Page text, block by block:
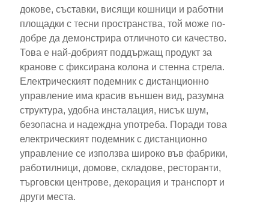
докове, съставки, висящи кошници и работни
площадки с тесни пространства, той може по-
добре да демонстрира отличното си качество.
Това е най-добрият поддържащ продукт за
кранове с фиксирана колона и стенна стрела.
Електрическият подемник с дистанционно
управление има красив външен вид, разумна
структура, удобна инсталация, нисък шум,
безопасна и надеждна употреба. Поради това
електрическият подемник с дистанционно
управление се използва широко във фабрики,
работилници, домове, складове, ресторанти,
търговски центрове, декорация и транспорт и
други места.